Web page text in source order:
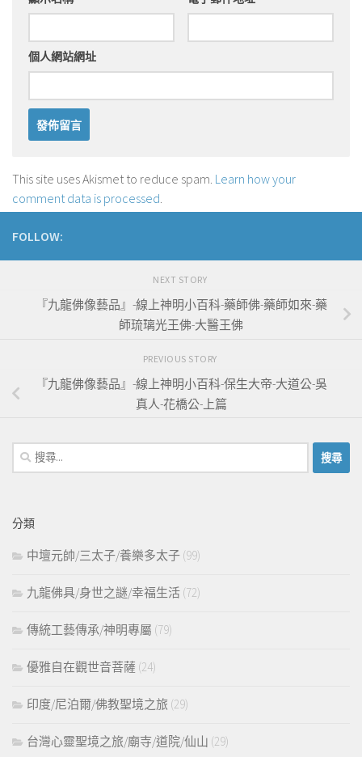
個人網站網址
This site uses Akismet to reduce spam. Learn how your
comment data is processed.
FOLLOW:
NEXT STORY
『九龍佛像藝品』-線上神明小百科-藥師佛-藥師如來-藥
師琉璃光王佛-大醫王佛
PREVIOUS STORY
『九龍佛像藝品』-線上神明小百科-保生大帝-大道公-吳
真人-花橋公-上篇
搜
尋
字:
分類
中壇元帥/三太子/養樂多太子 (99)
九龍佛具/身世之謎/幸福生活 (72)
傳統工藝傳承/神明專屬 (79)
優雅自在觀世音菩薩 (24)
印度/尼泊爾/佛教聖境之旅 (29)
台灣心靈聖境之旅/廟寺/道院/仙山 (29)